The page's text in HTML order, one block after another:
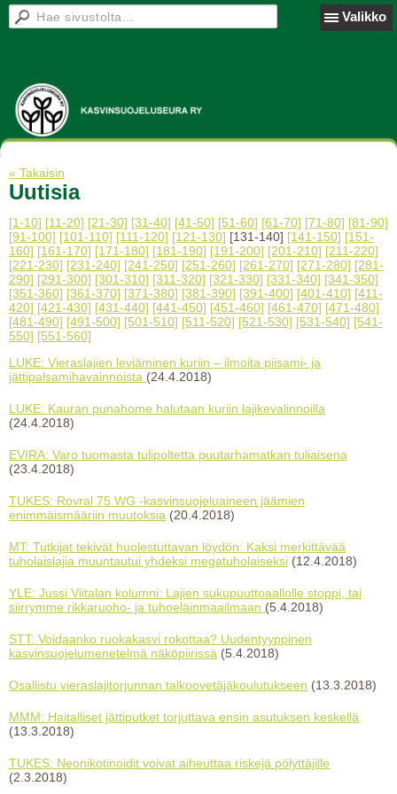
Valikko
« Takaisin
Uutisia
[1-10] [11-20] [21-30] [31-40] [41-50] [51-60] [61-70] [71-80] [81-90]
[91-100] [101-110] [111-120] [121-130] [131-140] [141-150] [151-
160] [161-170] [171-180] [181-190] [191-200] [201-210] [211-220]
[221-230] [231-240] [241-250] [251-260] [261-270] [271-280] [281-
290] [291-300] [301-310] [311-320] [321-330] [331-340] [341-350]
[351-360] [361-370] [371-380] [381-390] [391-400] [401-410] [411-
420] [421-430] [431-440] [441-450] [451-460] [461-470] [471-480]
[481-490] [491-500] [501-510] [511-520] [521-530] [531-540] [541-
550] [551-560]
LUKE: Vieraslajien leviäminen kuriin – ilmoita piisami- ja
jättipalsamihavainnoista (24.4.2018)
LUKE: Kauran punahome halutaan kuriin lajikevalinnoilla
(24.4.2018)
EVIRA: Varo tuomasta tulipoltetta puutarhamatkan tuliaisena
(23.4.2018)
TUKES: Rovral 75 WG -kasvinsuojeluaineen jäämien
enimmäismääriin muutoksia (20.4.2018)
MT: Tutkijat tekivät huolestuttavan löydön: Kaksi merkittävää
tuholaislajia muuntautui yhdeksi megatuholaiseksi (12.4.2018)
YLE: Jussi Viitalan kolumni: Lajien sukupuuttoaallolle stoppi, tai
siirrymme rikkaruoho- ja tuhoeläinmaailmaan (5.4.2018)
STT: Voidaanko ruokakasvi rokottaa? Uudentyyppinen
kasvinsuojelumenetelmä näköpiirissä (5.4.2018)
Osallistu vieraslajitorjunnan talkoovetäjäkoulutukseen (13.3.2018)
MMM: Haitalliset jättiputket torjuttava ensin asutuksen keskellä
(13.3.2018)
TUKES: Neonikotinoidit voivat aiheuttaa riskejä pölyttäjille
(2.3.2018)